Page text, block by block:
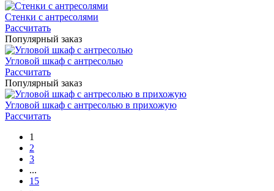
Стенки с антресолями
Рассчитать
Популярный заказ
Угловой шкаф с антресолью
Рассчитать
Популярный заказ
Угловой шкаф с антресолью в прихожую
Рассчитать
1
2
3
...
15